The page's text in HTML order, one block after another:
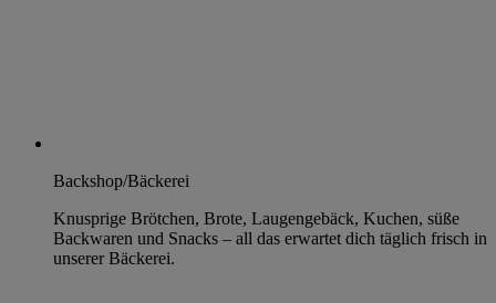
Backshop/Bäckerei
Knusprige Brötchen, Brote, Laugengebäck, Kuchen, süße
Backwaren und Snacks – all das erwartet dich täglich frisch in
unserer Bäckerei.